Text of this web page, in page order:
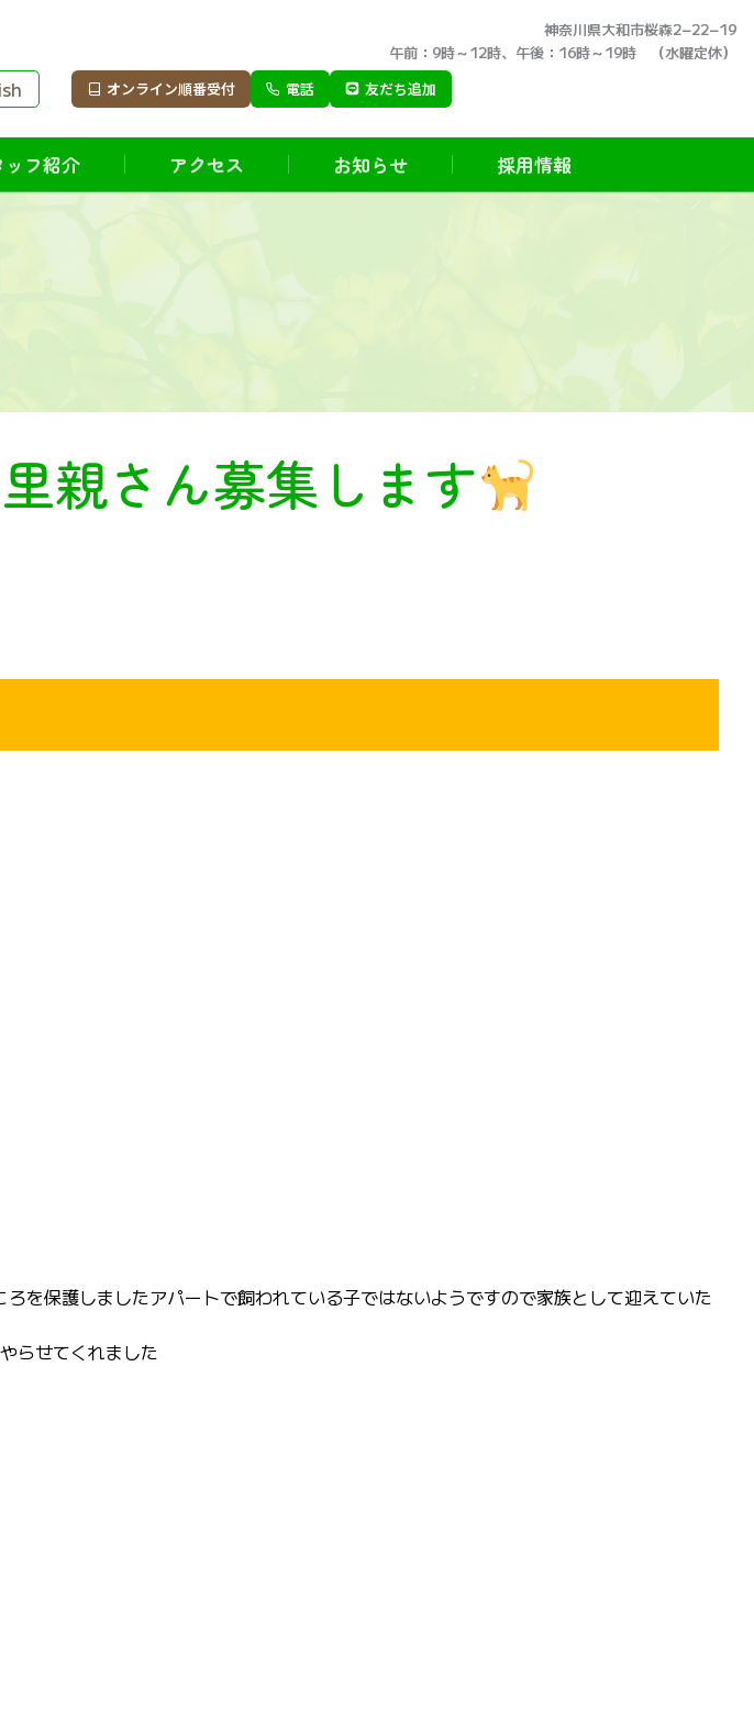
神奈川県大和市桜森2−22−19
午前：9時～12時、午後：16時～19時 （水曜定休）
オンライン順番受付 電話 友だち追加
ッフ紹介 アクセス お知らせ 採用情報
親さん募集します
を保護しましたアパートで飼われている子ではないようですので家族として迎えていた
らせてくれました